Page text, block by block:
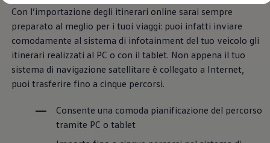
Service Flotte
Area Contatti Clienti Business
Servizi Finanziari
Progetto Valore Volkswagen
Più Credito
Noleggio
Leasing Finanziario
Servizi Assicurativi
Assicurazione GAP Protezioneventi
Estensione Garanzia Usato
Furto e incendio
Con l’importazione degli itinerari online sarai sempre
preparato al meglio per i tuoi viaggi: puoi infatti inviare
comodamente al sistema di infotainment del tuo veicolo gli
itinerari realizzati al PC o con il tablet. Non appena il tuo
sistema di navigazione satellitare è collegato a Internet,
puoi trasferire fino a cinque percorsi.
Consente una comoda pianificazione del percorso
tramite PC o tablet